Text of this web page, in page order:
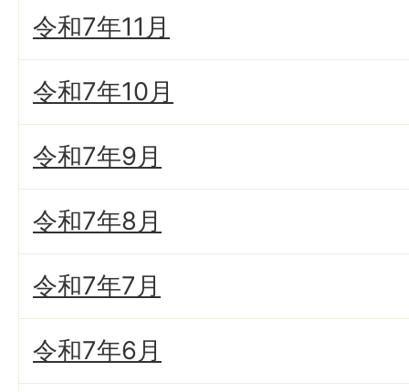
令和7年11月
令和7年10月
令和7年9月
令和7年8月
令和7年7月
令和7年6月